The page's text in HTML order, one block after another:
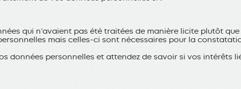
qui n’avaient pas été traitées de manière licite plutôt
mais celles-ci sont nécessaires pour la
données personnelles et attendez de savoir si vos intérêts